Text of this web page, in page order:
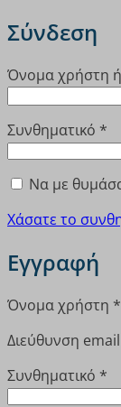
Σύνδεση
Όνομα χρήστη
Συνθηματικό *
Να με
Χάσατε το
Εγγραφή
Όνομα χρήστη *
Διεύθυνση email
Συνθηματικό *